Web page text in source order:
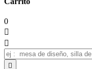
0


